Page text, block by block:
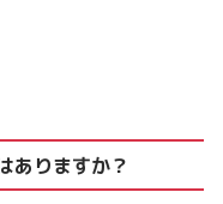
ありますか？